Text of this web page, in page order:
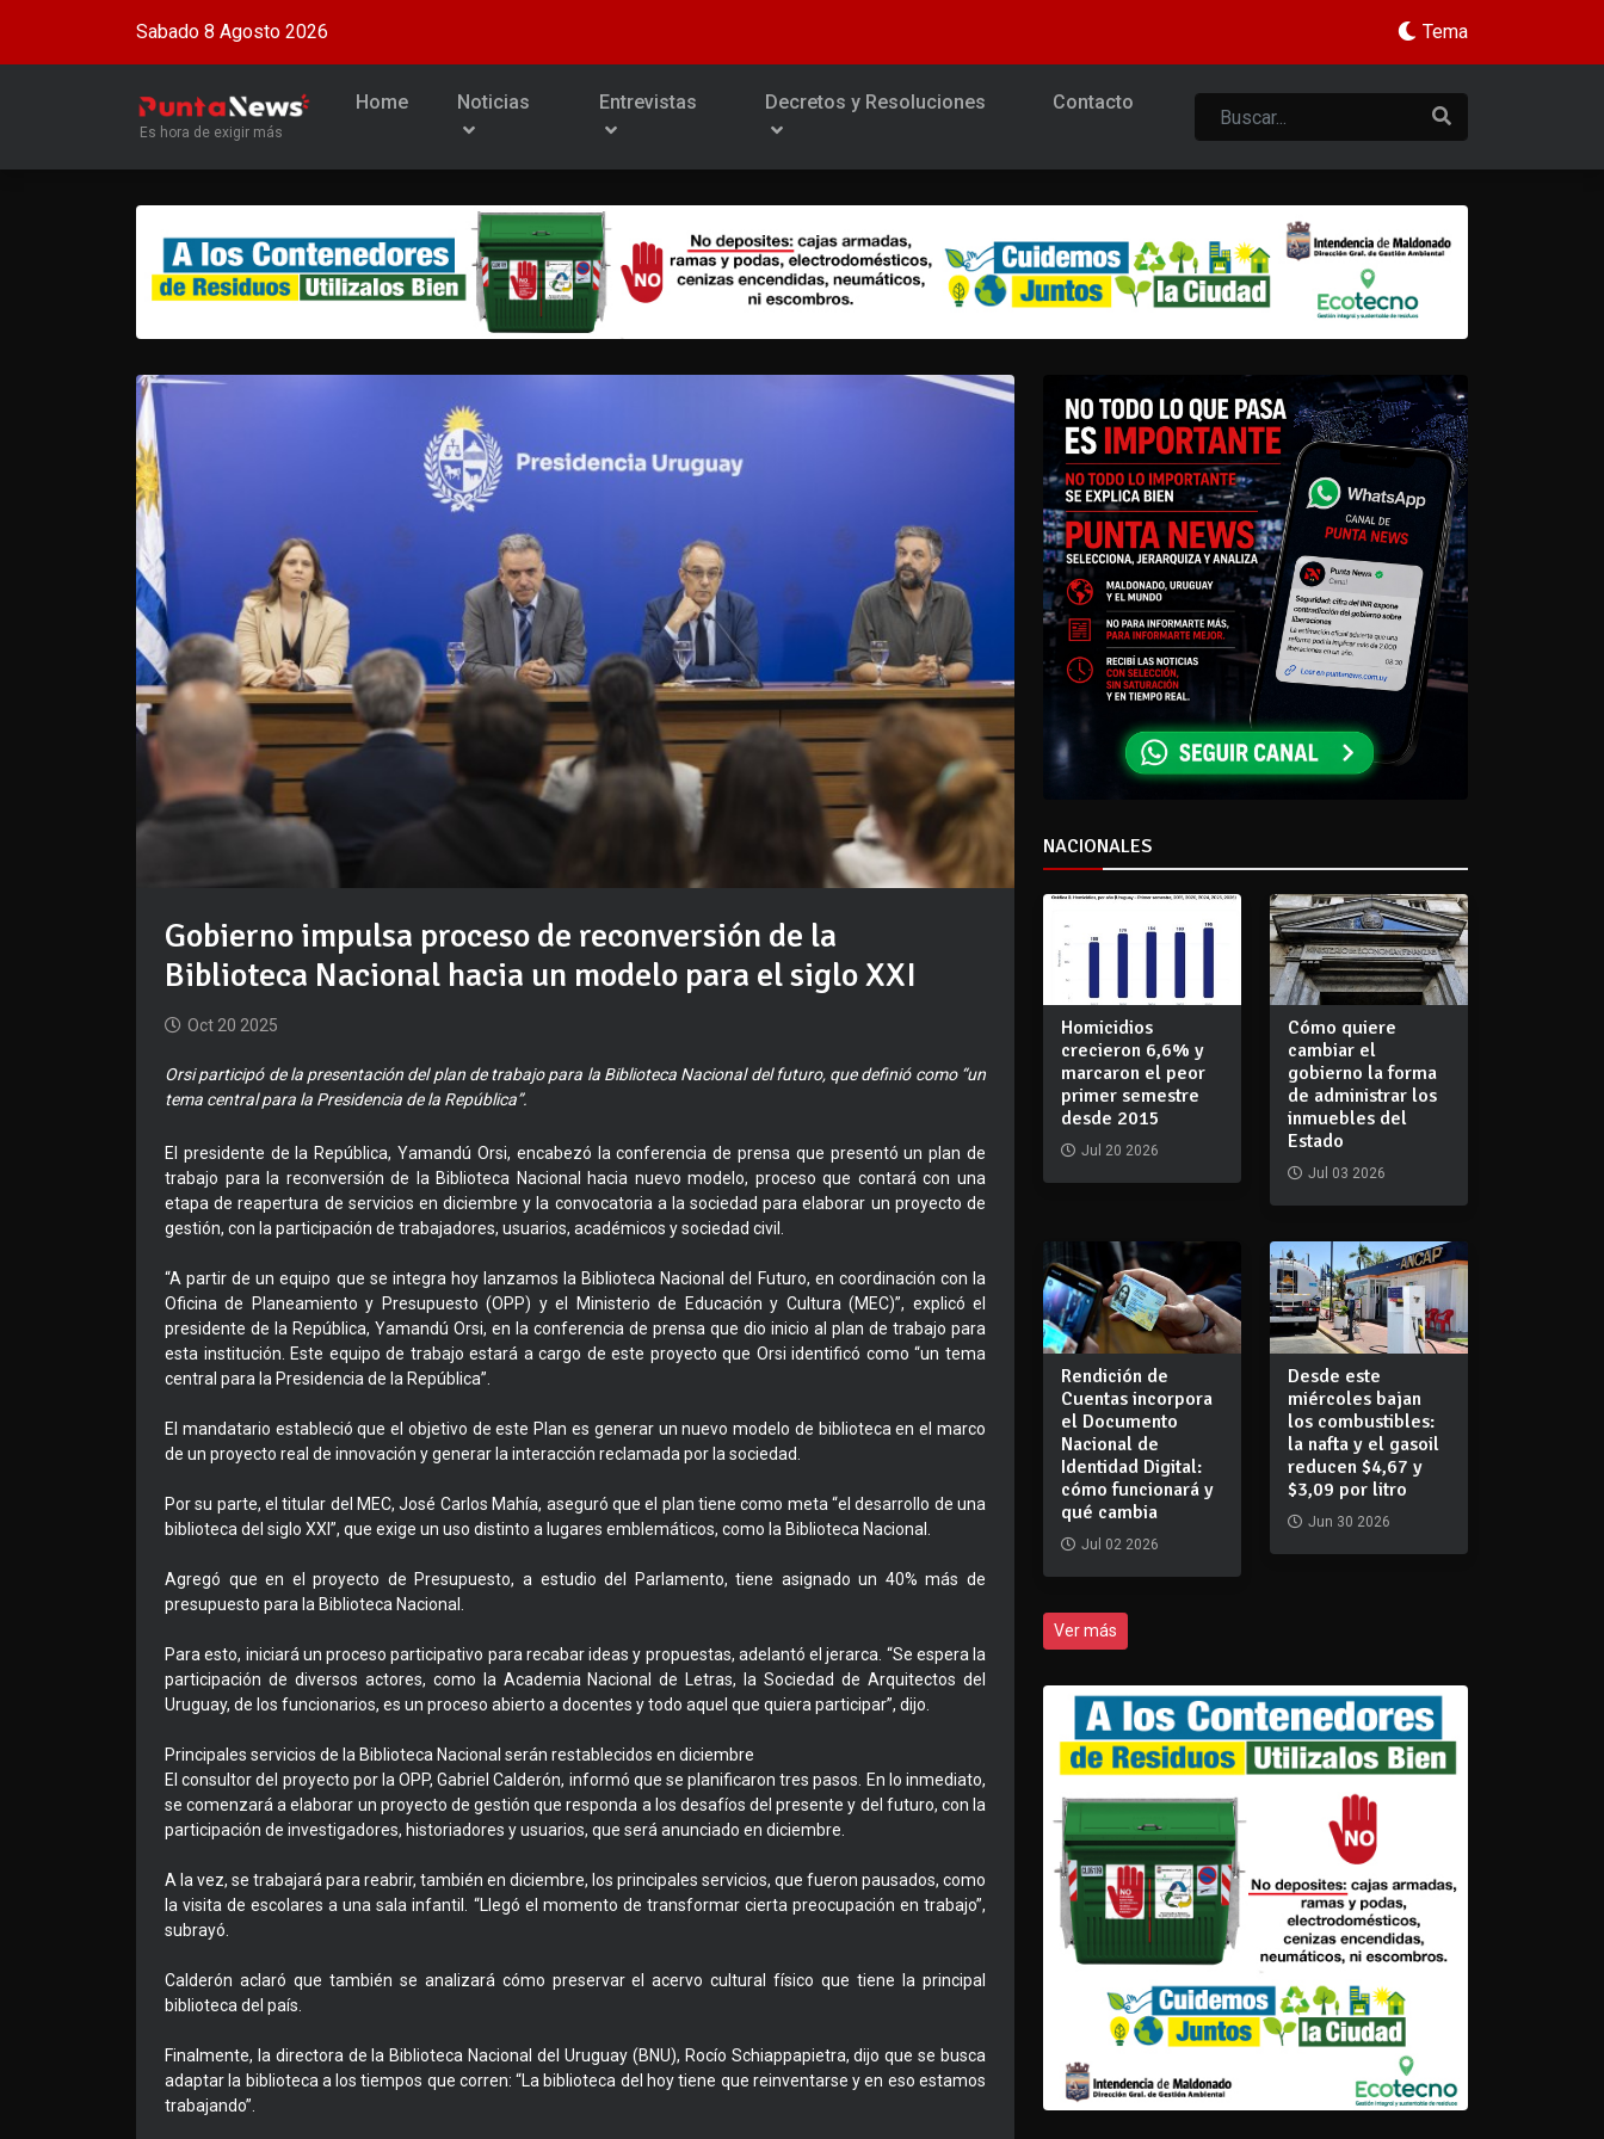
Sabado 8 Agosto 2026 Tema
Es hora de exigir más
Home Noticias Entrevistas Decretos y Resoluciones Contacto
Gobierno impulsa proceso de reconversión de la
Biblioteca Nacional hacia un modelo para el siglo XXI
Oct 20 2025
Orsi participó de la presentación del plan de trabajo para la Biblioteca Nacional del futuro, que definió como “un
tema central para la Presidencia de la República”.
El presidente de la República, Yamandú Orsi, encabezó la conferencia de prensa que presentó un plan de
trabajo para la reconversión de la Biblioteca Nacional hacia nuevo modelo, proceso que contará con una
etapa de reapertura de servicios en diciembre y la convocatoria a la sociedad para elaborar un proyecto de
gestión, con la participación de trabajadores, usuarios, académicos y sociedad civil.
“A partir de un equipo que se integra hoy lanzamos la Biblioteca Nacional del Futuro, en coordinación con la
Oficina de Planeamiento y Presupuesto (OPP) y el Ministerio de Educación y Cultura (MEC)”, explicó el
presidente de la República, Yamandú Orsi, en la conferencia de prensa que dio inicio al plan de trabajo para
esta institución. Este equipo de trabajo estará a cargo de este proyecto que Orsi identificó como “un tema
central para la Presidencia de la República”.
El mandatario estableció que el objetivo de este Plan es generar un nuevo modelo de biblioteca en el marco
de un proyecto real de innovación y generar la interacción reclamada por la sociedad.
Por su parte, el titular del MEC, José Carlos Mahía, aseguró que el plan tiene como meta “el desarrollo de una
biblioteca del siglo XXI”, que exige un uso distinto a lugares emblemáticos, como la Biblioteca Nacional.
Agregó que en el proyecto de Presupuesto, a estudio del Parlamento, tiene asignado un 40% más de
presupuesto para la Biblioteca Nacional.
Para esto, iniciará un proceso participativo para recabar ideas y propuestas, adelantó el jerarca. “Se espera la
participación de diversos actores, como la Academia Nacional de Letras, la Sociedad de Arquitectos del
Uruguay, de los funcionarios, es un proceso abierto a docentes y todo aquel que quiera participar”, dijo.
Principales servicios de la Biblioteca Nacional serán restablecidos en diciembre
El consultor del proyecto por la OPP, Gabriel Calderón, informó que se planificaron tres pasos. En lo inmediato,
se comenzará a elaborar un proyecto de gestión que responda a los desafíos del presente y del futuro, con la
participación de investigadores, historiadores y usuarios, que será anunciado en diciembre.
A la vez, se trabajará para reabrir, también en diciembre, los principales servicios, que fueron pausados, como
la visita de escolares a una sala infantil. “Llegó el momento de transformar cierta preocupación en trabajo”,
subrayó.
Calderón aclaró que también se analizará cómo preservar el acervo cultural físico que tiene la principal
biblioteca del país.
Finalmente, la directora de la Biblioteca Nacional del Uruguay (BNU), Rocío Schiappapietra, dijo que se busca
adaptar la biblioteca a los tiempos que corren: “La biblioteca del hoy tiene que reinventarse y en eso estamos
trabajando”.
NACIONALES
Homicidios
crecieron 6,6% y
marcaron el peor
primer semestre
desde 2015
Jul 20 2026
Cómo quiere
cambiar el
gobierno la forma
de administrar los
inmuebles del
Estado
Jul 03 2026
Rendición de
Cuentas incorpora
el Documento
Nacional de
Identidad Digital:
cómo funcionará y
qué cambia
Jul 02 2026
Desde este
miércoles bajan
los combustibles:
la nafta y el gasoil
reducen $4,67 y
$3,09 por litro
Jun 30 2026
Ver más